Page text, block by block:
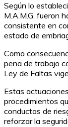
Según lo
M.A.M.G. fueron
consistente en
estado de
Como
pena de trabajo
Ley de Faltas
Estas
procedimientos
conductas de
reforzar la